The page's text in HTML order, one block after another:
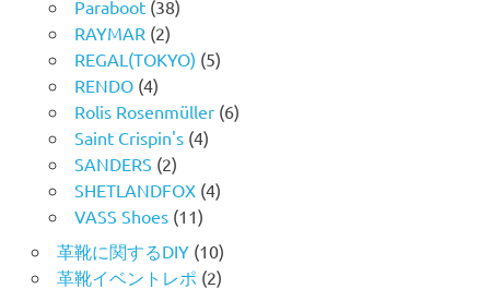
Paraboot(38)
RAYMAR (2)
REGAL(TOKYO) (5)
RENDO(4)
Rolis Rosenmüller(6)
Saint Crispin's(4)
SANDERS (2)
SHETLANDFOX(4)
VASS Shoes(11)
革靴に関するDIY(10)
革靴イベントレポ (2)